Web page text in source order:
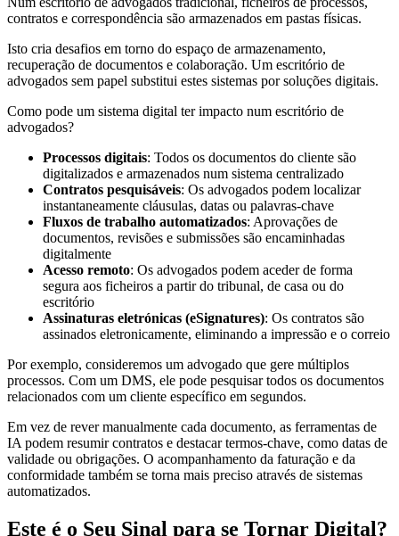
contratos e correspondência são armazenados em pastas físicas.
Isto cria desafios em torno do espaço de armazenamento,
recuperação de documentos e colaboração. Um escritório de
advogados sem papel substitui estes sistemas por soluções digitais.
Como pode um sistema digital ter impacto num escritório de
advogados?
Processos digitais: Todos os documentos do cliente são
digitalizados e armazenados num sistema centralizado
Contratos pesquisáveis: Os advogados podem localizar
instantaneamente cláusulas, datas ou palavras-chave
Fluxos de trabalho automatizados: Aprovações de
documentos, revisões e submissões são encaminhadas
digitalmente
Acesso remoto: Os advogados podem aceder de forma
segura aos ficheiros a partir do tribunal, de casa ou do
escritório
Assinaturas eletrónicas (eSignatures): Os contratos são
assinados eletronicamente, eliminando a impressão e o correio
Por exemplo, consideremos um advogado que gere múltiplos
processos. Com um DMS, ele pode pesquisar todos os documentos
relacionados com um cliente específico em segundos.
Em vez de rever manualmente cada documento, as ferramentas de
IA podem resumir contratos e destacar termos-chave, como datas de
validade ou obrigações. O acompanhamento da faturação e da
conformidade também se torna mais preciso através de sistemas
automatizados.
Este é o Seu Sinal para se Tornar Digital?